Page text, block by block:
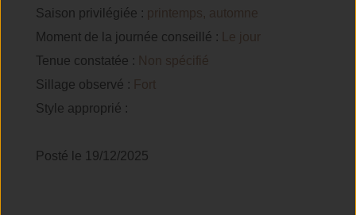
Saison privilégiée : printemps, automne
Moment de la journée conseillé :
Le jour
Tenue constatée : Non spécifié
Sillage observé : Fort
Style approprié :
Posté le 19/12/2025